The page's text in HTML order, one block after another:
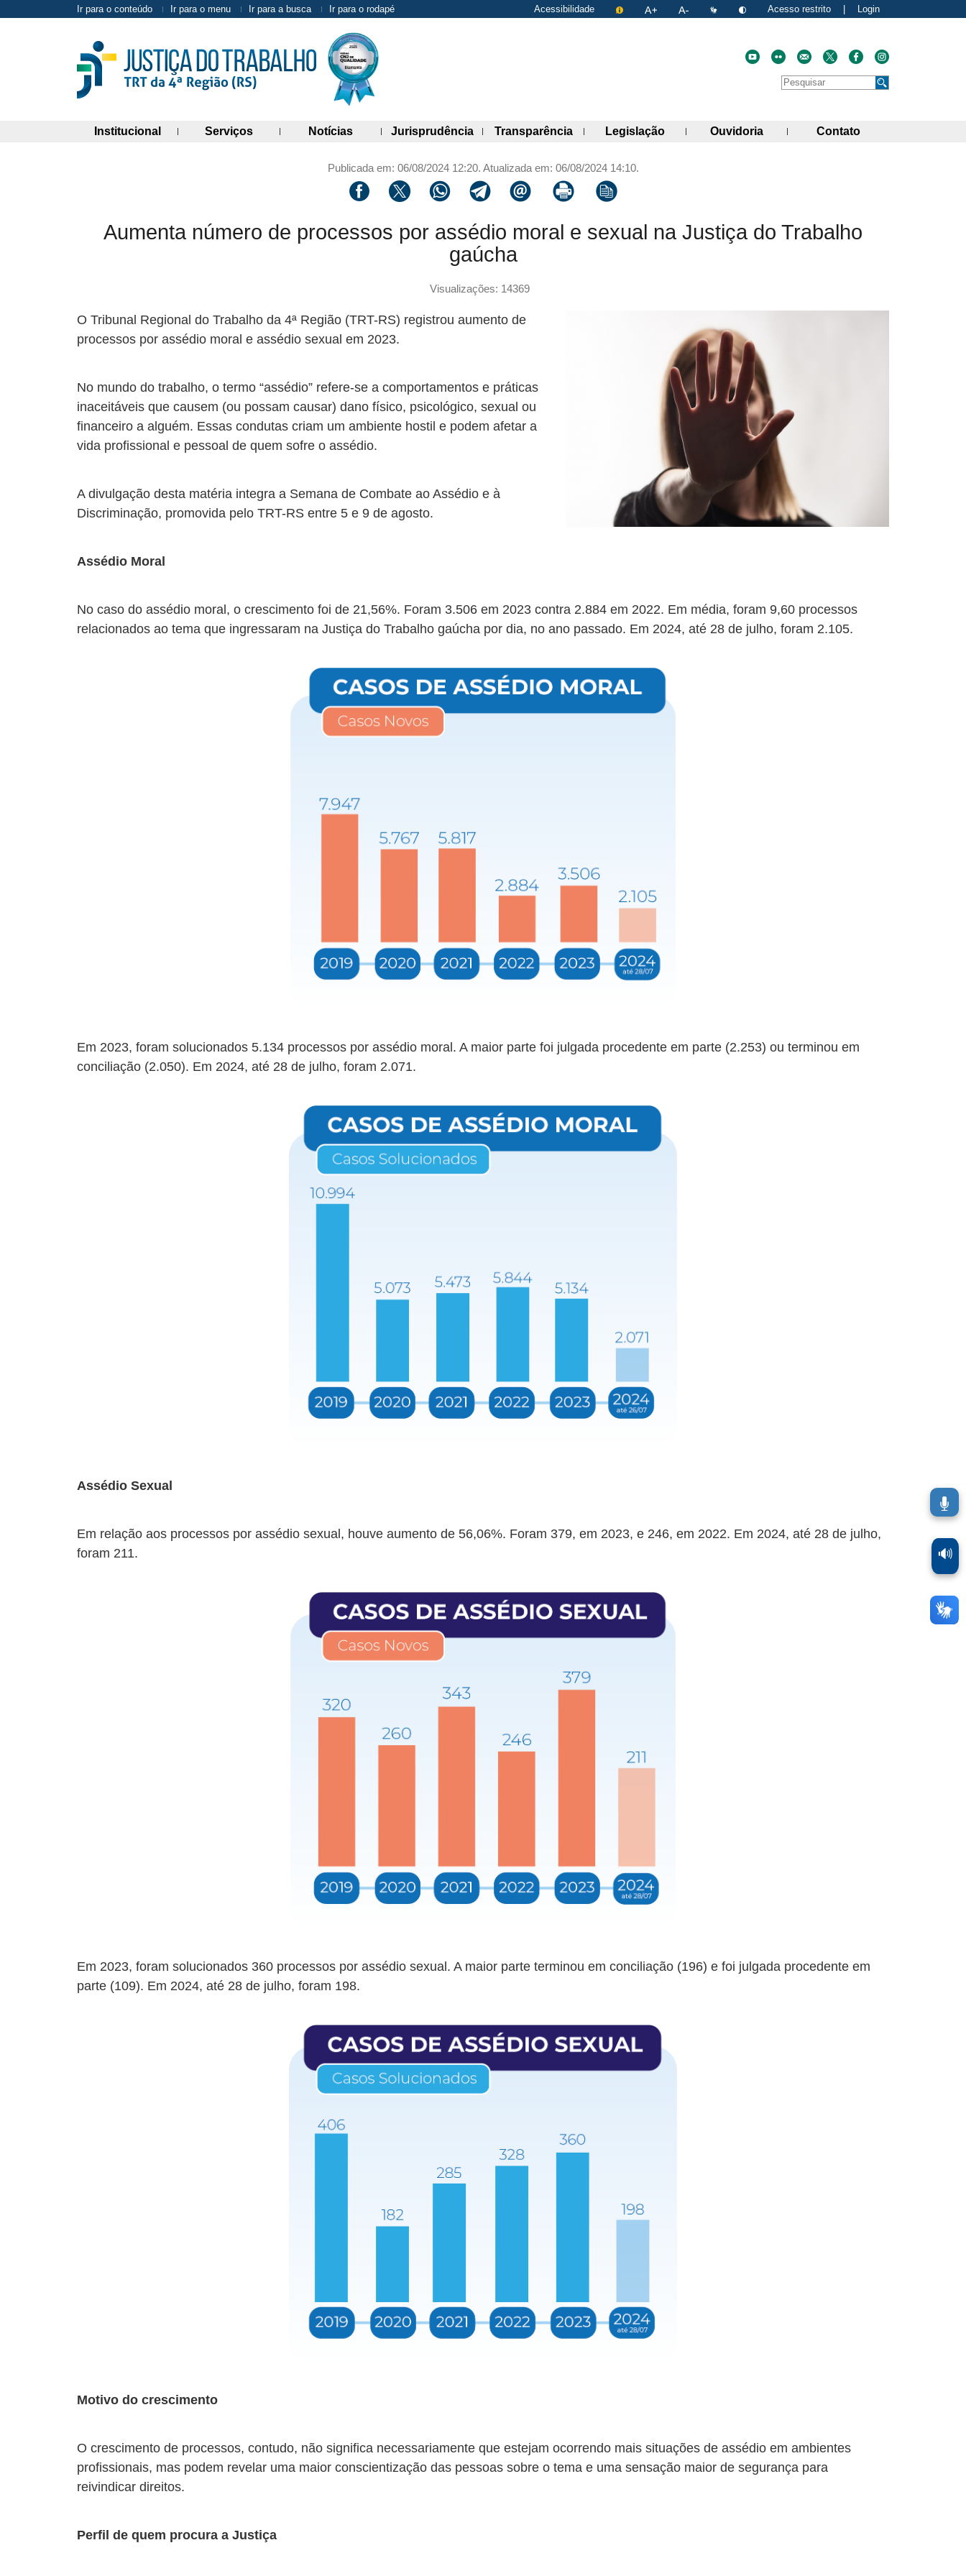
Ir para o conteúdo Ir para o menu Ir para a busca Ir para o rodapé Acessibilidade Acesso restrito Login
Faça uma pesquisa no site
Pesquisar
Institucional(abre painel de links)
Serviços(abre painel de links)
Notícias(abre painel de links)
Jurisprudência(abre painel de links)
Transparência (abre painel de links)
Legislação(abre painel de links)
Ouvidoria (abre painel de links)
Contato(abre painel de
Publicada em: 06/08/2024 12:20. Atualizada em: 06/08/2024 14:10.
Compartilhar via facebook
Compartilhar via twitter
Compartilhar via whatsapp
Compartilhar via telegram
Compartilhar via email
Imprimir a página atual
Copiar link para a área de transferência
Aumenta número de processos por assédio moral e sexual na Justiça do Trabalho
gaúcha
Visualizações: 14369
O Tribunal Regional do Trabalho da 4ª Região (TRT-RS) registrou aumento de
processos por assédio moral e assédio sexual em 2023.
No mundo do trabalho, o termo “assédio” refere-se a comportamentos e práticas
inaceitáveis que causem (ou possam causar) dano físico, psicológico, sexual ou
financeiro a alguém. Essas condutas criam um ambiente hostil e podem afetar a
vida profissional e pessoal de quem sofre o assédio.
A divulgação desta matéria integra a Semana de Combate ao Assédio e à
Discriminação, promovida pelo TRT-RS entre 5 e 9 de agosto.
Assédio Moral
No caso do assédio moral, o crescimento foi de 21,56%. Foram 3.506 em 2023 contra 2.884 em 2022. Em média, foram 9,60 processos
relacionados ao tema que ingressaram na Justiça do Trabalho gaúcha por dia, no ano passado. Em 2024, até 28 de julho, foram 2.105.
Em 2023, foram solucionados 5.134 processos por assédio moral. A maior parte foi julgada procedente em parte (2.253) ou terminou em
conciliação (2.050). Em 2024, até 28 de julho, foram 2.071.
Assédio Sexual
Em relação aos processos por assédio sexual, houve aumento de 56,06%. Foram 379, em 2023, e 246, em 2022. Em 2024, até 28 de julho,
foram 211.
Em 2023, foram solucionados 360 processos por assédio sexual. A maior parte terminou em conciliação (196) e foi julgada procedente em
parte (109). Em 2024, até 28 de julho, foram 198.
Motivo do crescimento
O crescimento de processos, contudo, não significa necessariamente que estejam ocorrendo mais situações de assédio em ambientes
profissionais, mas podem revelar uma maior conscientização das pessoas sobre o tema e uma sensação maior de segurança para
reivindicar direitos.
Perfil de quem procura a Justiça
🔊